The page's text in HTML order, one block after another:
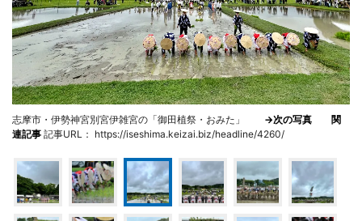
志摩市・伊勢神宮別宮伊雑宮の「御田植祭・おみた」 →次の写真
関
連記事 記事URL： https://iseshima.keizai.biz/headline/4260/